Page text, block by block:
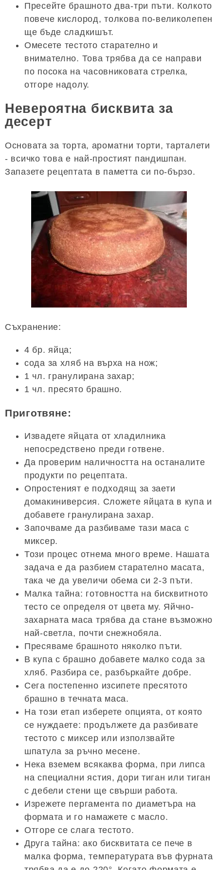
Пресейте брашното два-три пъти. Колкото
повече кислород, толкова по-великолепен
ще бъде сладкишът.
Омесете тестото старателно и
внимателно. Това трябва да се направи
по посока на часовниковата стрелка,
отгоре надолу.
Невероятна бисквита за
десерт
Основата за торта, ароматни торти, тарталети
- всичко това е най-простият пандишпан.
Запазете рецептата в паметта си по-бързо.
Съхранение:
4 бр. яйца;
сода за хляб на върха на нож;
1 чл. гранулирана захар;
1 чл. пресято брашно.
Приготвяне:
Извадете яйцата от хладилника
непосредствено преди готвене.
Да проверим наличността на останалите
продукти по рецептата.
Опростеният е подходящ за заети
домакиниверсия. Сложете яйцата в купа и
добавете гранулирана захар.
Започваме да разбиваме тази маса с
миксер.
Този процес отнема много време. Нашата
задача е да разбием старателно масата,
така че да увеличи обема си 2-3 пъти.
Малка тайна: готовността на бисквитното
тесто се определя от цвета му. Яйчно-
захарната маса трябва да стане възможно
най-светла, почти снежнобяла.
Пресяваме брашното няколко пъти.
В купа с брашно добавете малко сода за
хляб. Разбира се, разбъркайте добре.
Сега постепенно изсипете пресятото
брашно в течната маса.
На този етап изберете опцията, от която
се нуждаете: продължете да разбивате
тестото с миксер или използвайте
шпатула за ръчно месене.
Нека вземем всякаква форма, при липса
на специални ястия, дори тиган или тиган
с дебели стени ще свърши работа.
Изрежете пергамента по диаметъра на
формата и го намажете с масло.
Отгоре се слага тестото.
Друга тайна: ако бисквитата се пече в
малка форма, температурата във фурната